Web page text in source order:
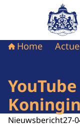
Naar
Home
Nieuwsbericht27-